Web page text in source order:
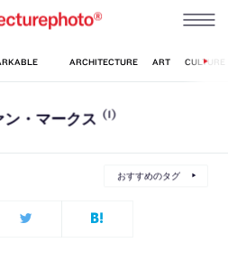
・マークス (1)
おすすめのタグ